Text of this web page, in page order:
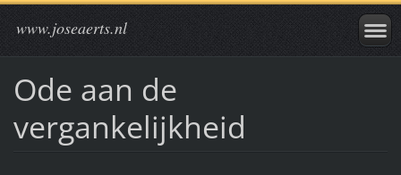
www.joseaerts.nl
Ode aan de
vergankelijkheid